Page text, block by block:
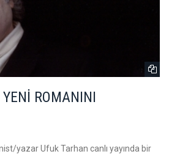
ROMANINI
yazar Ufuk Tarhan canlı yayında bir